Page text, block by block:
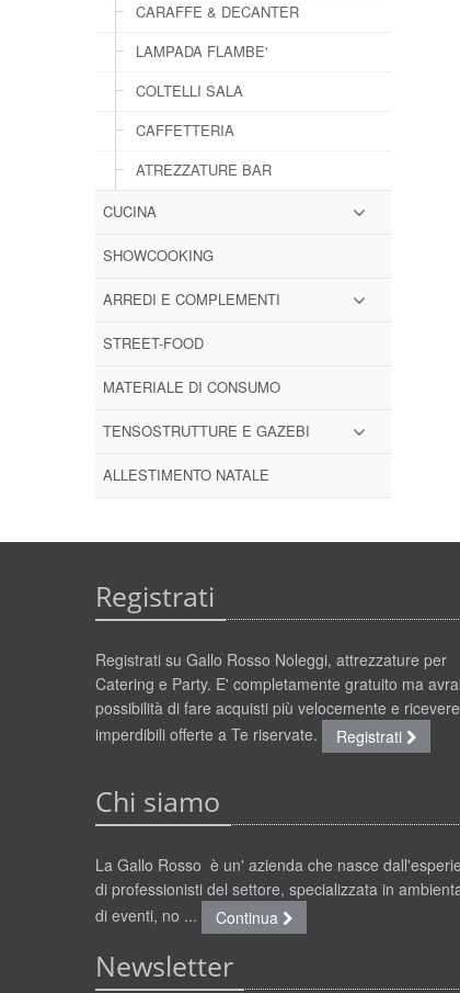
CARAFFE & DECANTER
LAMPADA FLAMBE'
COLTELLI SALA
CAFFETTERIA
ATREZZATURE BAR
CUCINA
SHOWCOOKING
ARREDI E COMPLEMENTI
STREET-FOOD
MATERIALE DI CONSUMO
TENSOSTRUTTURE E GAZEBI
ALLESTIMENTO NATALE
Registrati
Registrati su Gallo Rosso Noleggi, attrezzature per
Catering e Party. E' completamente gratuito ma
possibilità di fare acquisti più velocemente e ricevere
imperdibili offerte a Te riservate.
Registrati
Chi siamo
La Gallo Rosso è un' azienda che nasce
di professionisti del settore, specializzata in
di eventi, no ...
Continua
Newsletter